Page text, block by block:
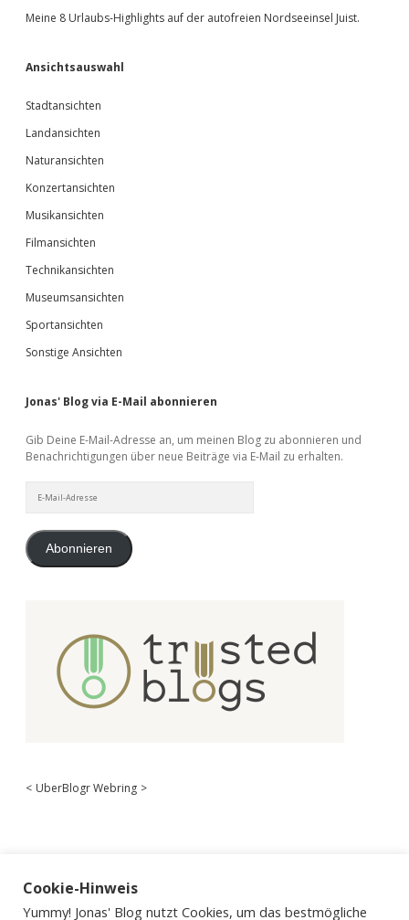
Meine 8 Urlaubs-Highlights auf der autofreien Nordseeinsel Juist.
Ansichtsauswahl
Stadtansichten
Landansichten
Naturansichten
Konzertansichten
Musikansichten
Filmansichten
Technikansichten
Museumsansichten
Sportansichten
Sonstige Ansichten
Jonas' Blog via E-Mail abonnieren
Gib Deine E-Mail-Adresse an, um meinen Blog zu abonnieren und
Benachrichtigungen über neue Beiträge via E-Mail zu erhalten.
Mail-
Abonnieren
< UberBlogr Webring >
Cookie-Hinweis
Yummy! Jonas' Blog nutzt Cookies, um das bestmögliche